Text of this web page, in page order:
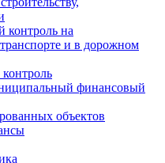
на
и в дорожном
финансовый
объектов